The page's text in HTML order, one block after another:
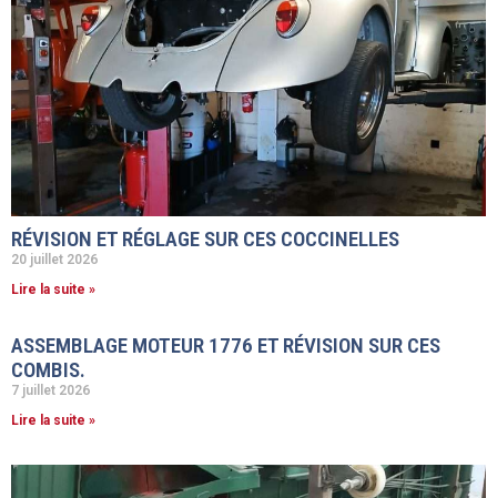
RÉVISION ET RÉGLAGE SUR CES COCCINELLES
20 juillet 2026
Lire la suite »
ASSEMBLAGE MOTEUR 1776 ET RÉVISION SUR CES
COMBIS.
7 juillet 2026
Lire la suite »